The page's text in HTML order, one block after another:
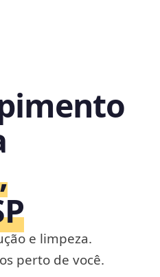
e limpeza.
perto de você.